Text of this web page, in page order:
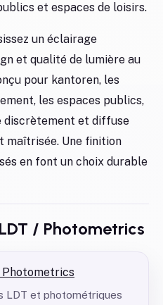
et espaces de loisirs.
un éclairage
et qualité de lumière au
pour kantoren, les
les espaces publics,
discrètement et diffuse
maîtrisée. Une finition
en font un choix durable
/ Photometrics
LDT et photométriques